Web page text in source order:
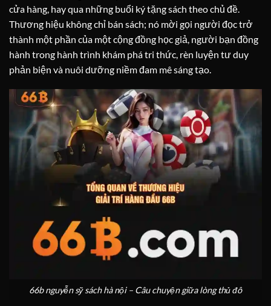
cửa hàng, hay qua những buổi ký tặng sách theo chủ đề.
Thương hiệu không chỉ bán sách; nó mời gọi người đọc trở
thành một phần của một cộng đồng học giả, người bạn đồng
hành trong hành trình khám phá tri thức, rèn luyện tư duy
phản biện và nuôi dưỡng niềm đam mê sáng tạo.
66b nguyễn sỹ sách hà nội – Câu chuyện giữa lòng thủ đô